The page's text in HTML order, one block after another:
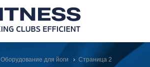
Оборудование для йоги Cтраница 2